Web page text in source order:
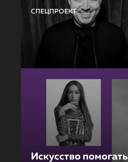
СПЕЦПРОЕКТ
Искусство помогать